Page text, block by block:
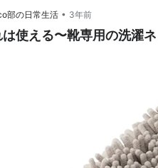
部の日常生活 • 3年前
は使える〜靴専用の洗濯ネ